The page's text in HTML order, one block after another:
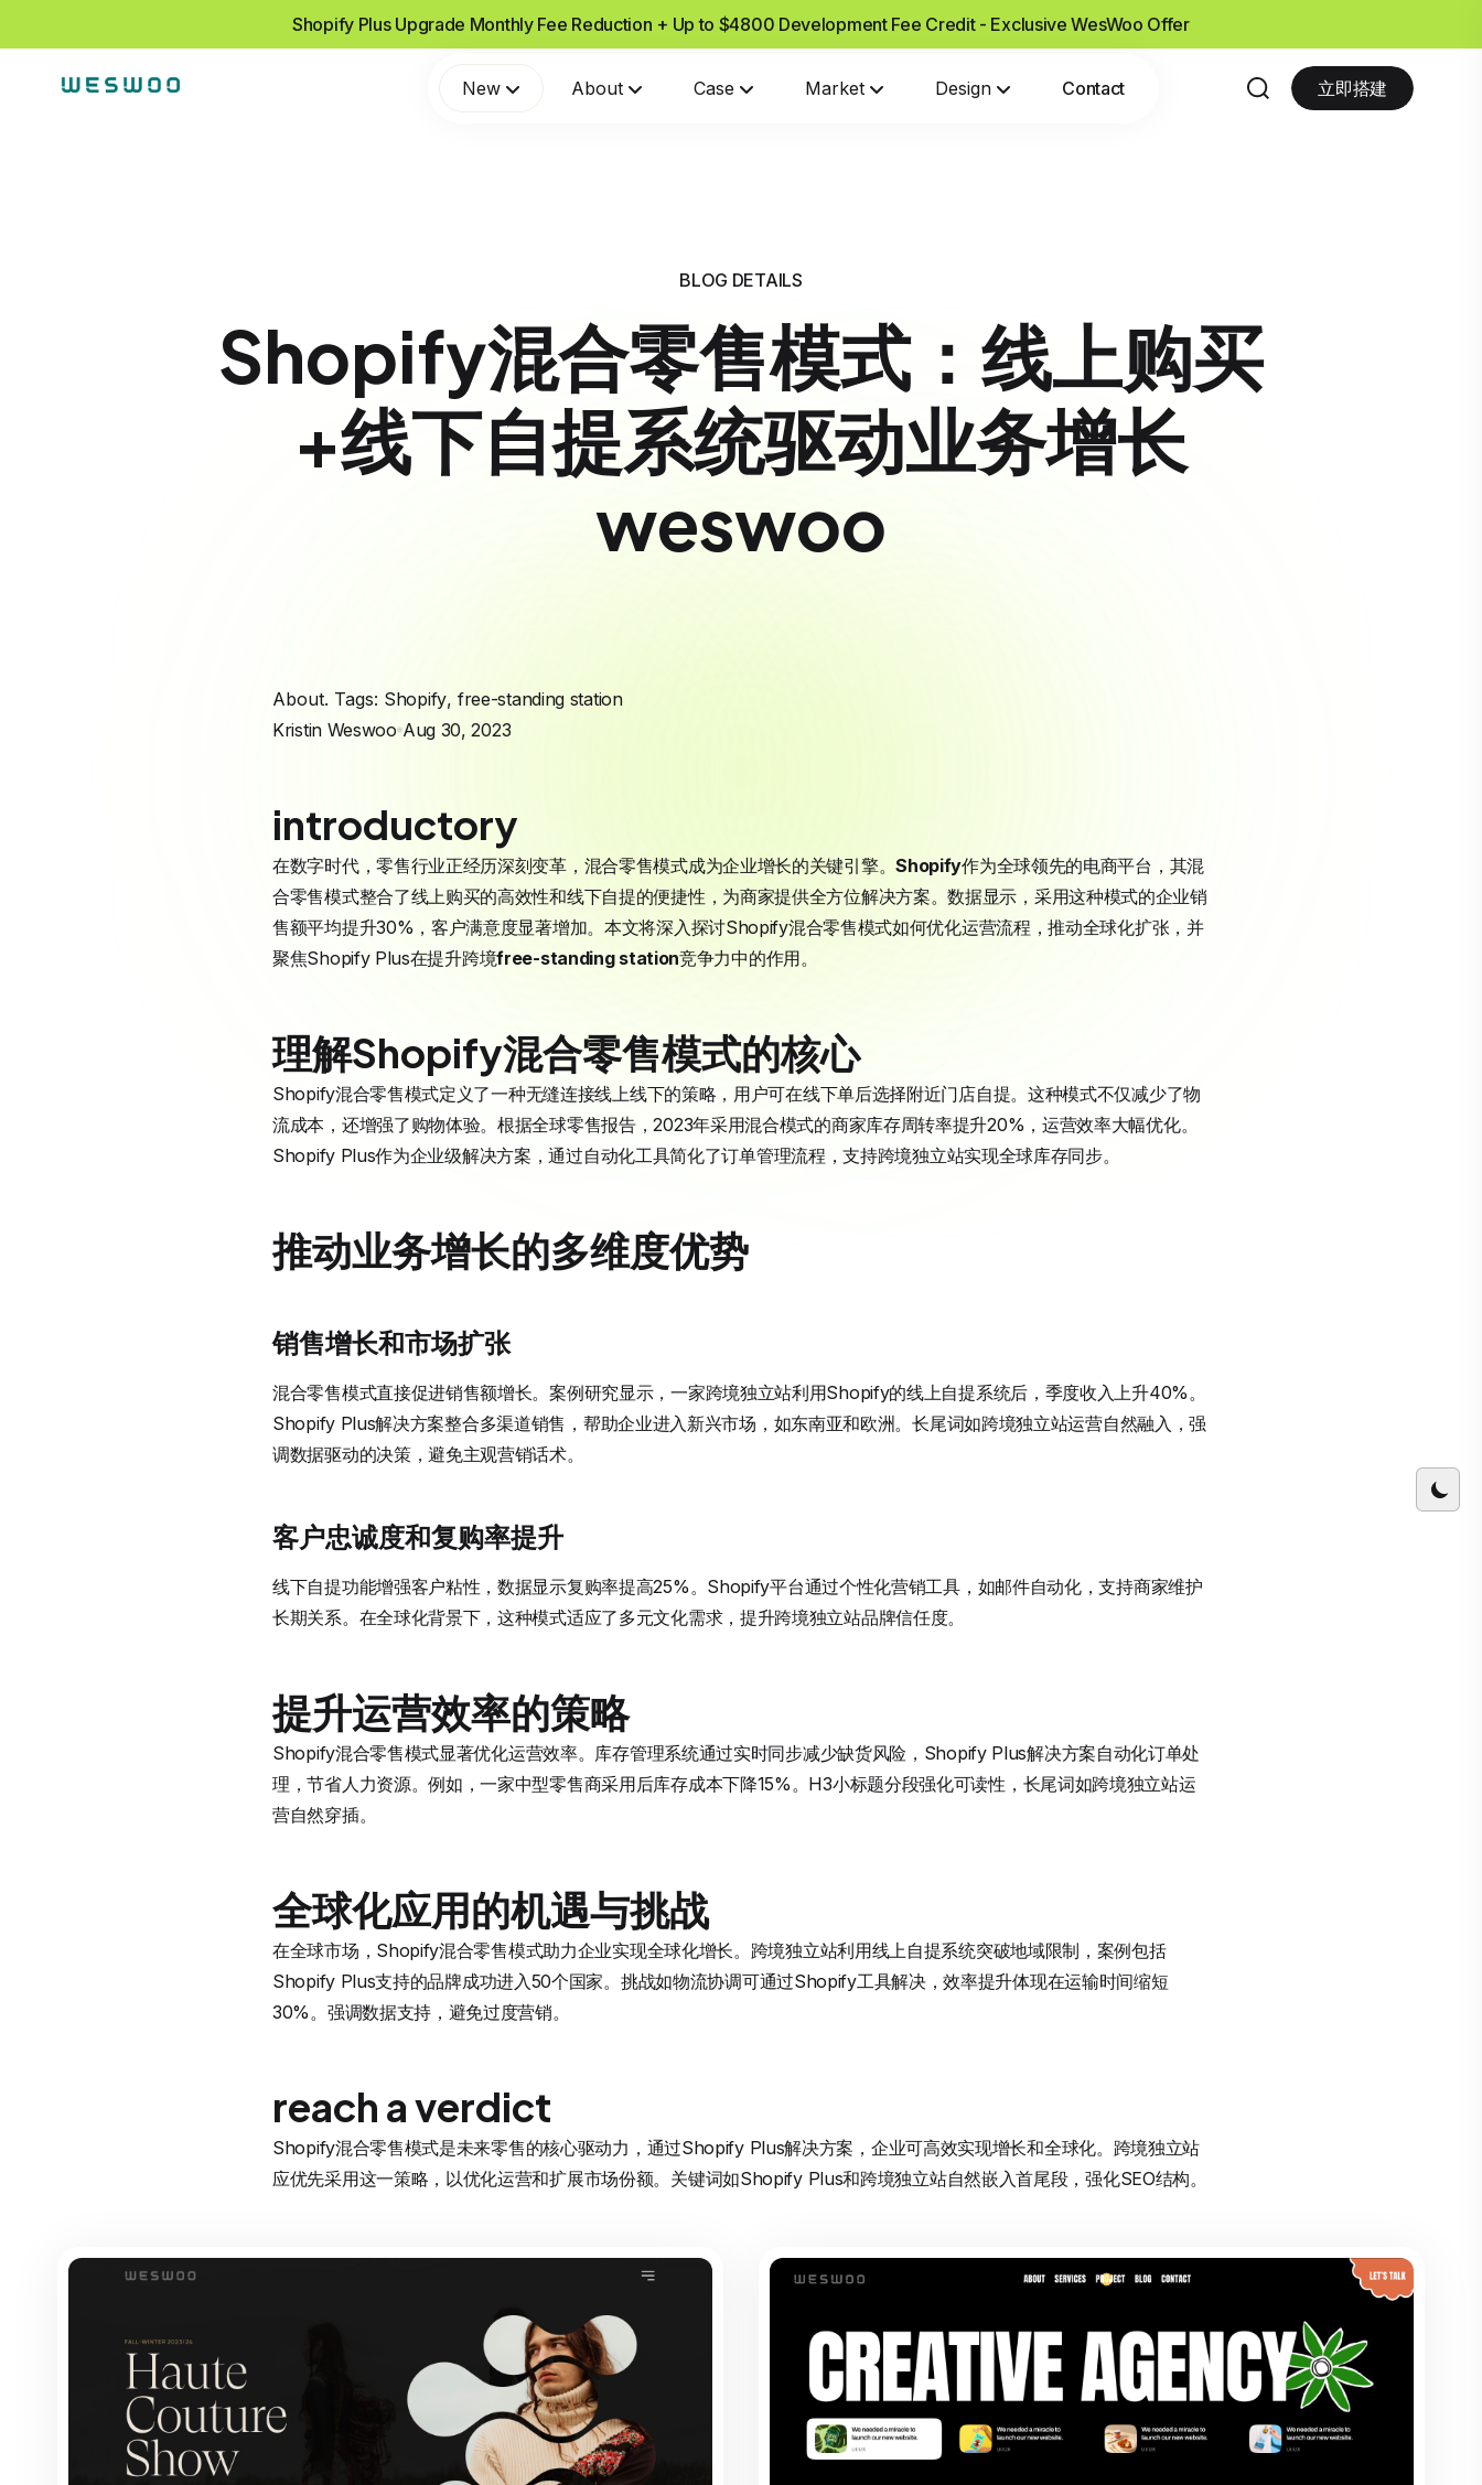
Shopify Plus Upgrade Monthly Fee Reduction + Up to $4800 Development Fee Credit - Exclusive WesWoo Offer
New About Case Market Design Contact 立即搭建
BLOG DETAILS
Shopify混合零售模式：线上购买
+线下自提系统驱动业务增长
weswoo
About. Tags: Shopify, free-standing station
Kristin Weswoo Aug 30, 2023
introductory
在数字时代，零售行业正经历深刻变革，混合零售模式成为企业增长的关键引擎。Shopify作为全球领先的电商平台，其混
合零售模式整合了线上购买的高效性和线下自提的便捷性，为商家提供全方位解决方案。数据显示，采用这种模式的企业销
售额平均提升30%，客户满意度显著增加。本文将深入探讨Shopify混合零售模式如何优化运营流程，推动全球化扩张，并
聚焦Shopify Plus在提升跨境free-standing station竞争力中的作用。
理解Shopify混合零售模式的核心
Shopify混合零售模式定义了一种无缝连接线上线下的策略，用户可在线下单后选择附近门店自提。这种模式不仅减少了物
流成本，还增强了购物体验。根据全球零售报告，2023年采用混合模式的商家库存周转率提升20%，运营效率大幅优化。
Shopify Plus作为企业级解决方案，通过自动化工具简化了订单管理流程，支持跨境独立站实现全球库存同步。
推动业务增长的多维度优势
销售增长和市场扩张
混合零售模式直接促进销售额增长。案例研究显示，一家跨境独立站利用Shopify的线上自提系统后，季度收入上升40%。
Shopify Plus解决方案整合多渠道销售，帮助企业进入新兴市场，如东南亚和欧洲。长尾词如跨境独立站运营自然融入，强
调数据驱动的决策，避免主观营销话术。
客户忠诚度和复购率提升
线下自提功能增强客户粘性，数据显示复购率提高25%。Shopify平台通过个性化营销工具，如邮件自动化，支持商家维护
长期关系。在全球化背景下，这种模式适应了多元文化需求，提升跨境独立站品牌信任度。
提升运营效率的策略
Shopify混合零售模式显著优化运营效率。库存管理系统通过实时同步减少缺货风险，Shopify Plus解决方案自动化订单处
理，节省人力资源。例如，一家中型零售商采用后库存成本下降15%。H3小标题分段强化可读性，长尾词如跨境独立站运
营自然穿插。
全球化应用的机遇与挑战
在全球市场，Shopify混合零售模式助力企业实现全球化增长。跨境独立站利用线上自提系统突破地域限制，案例包括
Shopify Plus支持的品牌成功进入50个国家。挑战如物流协调可通过Shopify工具解决，效率提升体现在运输时间缩短
30%。强调数据支持，避免过度营销。
reach a verdict
Shopify混合零售模式是未来零售的核心驱动力，通过Shopify Plus解决方案，企业可高效实现增长和全球化。跨境独立站
应优先采用这一策略，以优化运营和扩展市场份额。关键词如Shopify Plus和跨境独立站自然嵌入首尾段，强化SEO结构。